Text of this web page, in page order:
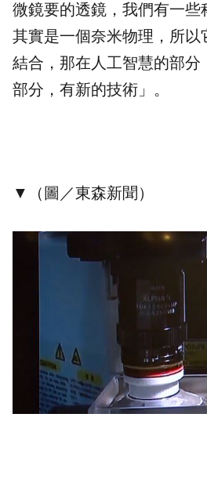
微鏡要的透鏡，我們有一些
其實是一個奈米物理，所以
結合，那在人工智慧的部分
部分，有新的技術」。
▼（圖／東森新聞）